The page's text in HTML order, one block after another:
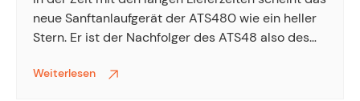
neue Sanftanlaufgerät der ATS480 wie ein heller
Stern. Er ist der Nachfolger des ATS48 also des
Weiterentwicklung wurde der Altistart neben
Weiterlesen